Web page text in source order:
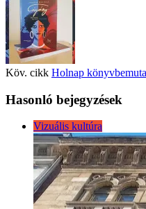
Köv. cikk Holnap
Hasonló bejegyzések
Vizuális kultúra